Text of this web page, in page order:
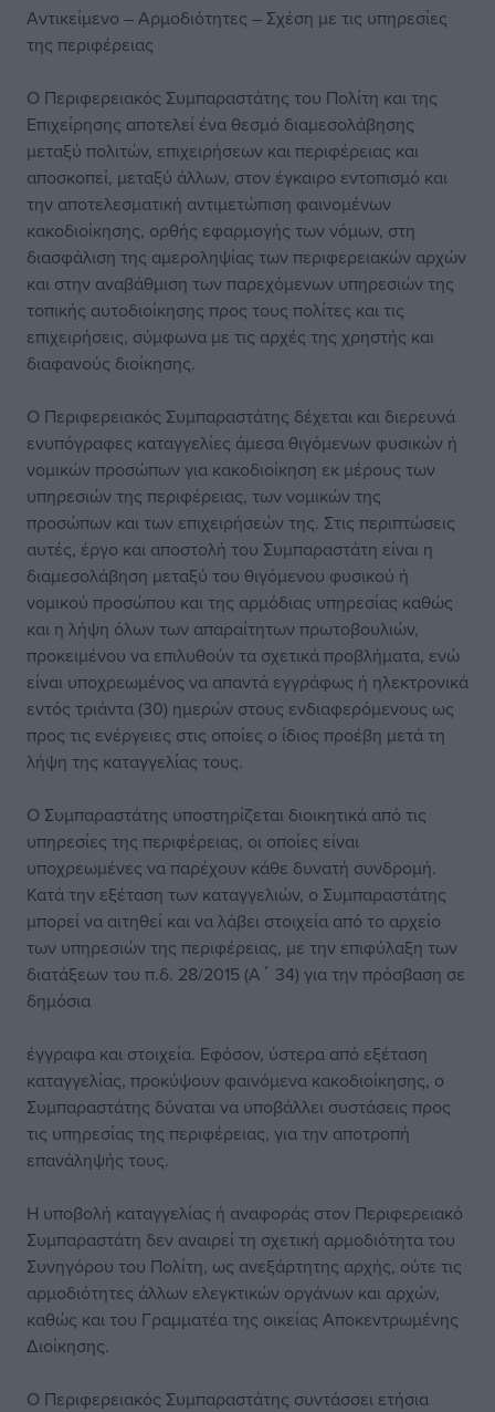
Αντικείμενο – Αρμοδιότητες – Σχέση με τις υπηρεσίες
της περιφέρειας
Ο Περιφερειακός Συμπαραστάτης του Πολίτη και της
Επιχείρησης αποτελεί ένα θεσμό διαμεσολάβησης
μεταξύ πολιτών, επιχειρήσεων και περιφέρειας και
αποσκοπεί, μεταξύ άλλων, στον έγκαιρο εντοπισμό και
την αποτελεσματική αντιμετώπιση φαινομένων
κακοδιοίκησης, ορθής εφαρμογής των νόμων, στη
διασφάλιση της αμεροληψίας των περιφερειακών αρχών
και στην αναβάθμιση των παρεχόμενων υπηρεσιών της
τοπικής αυτοδιοίκησης προς τους πολίτες και τις
επιχειρήσεις, σύμφωνα με τις αρχές της χρηστής και
διαφανούς διοίκησης.
Ο Περιφερειακός Συμπαραστάτης δέχεται και διερευνά
ενυπόγραφες καταγγελίες άμεσα θιγόμενων φυσικών ή
νομικών προσώπων για κακοδιοίκηση εκ μέρους των
υπηρεσιών της περιφέρειας, των νομικών της
προσώπων και των επιχειρήσεών της. Στις περιπτώσεις
αυτές, έργο και αποστολή του Συμπαραστάτη είναι η
διαμεσολάβηση μεταξύ του θιγόμενου φυσικού ή
νομικού προσώπου και της αρμόδιας υπηρεσίας καθώς
και η λήψη όλων των απαραίτητων πρωτοβουλιών,
προκειμένου να επιλυθούν τα σχετικά προβλήματα, ενώ
είναι υποχρεωμένος να απαντά εγγράφως ή ηλεκτρονικά
εντός τριάντα (30) ημερών στους ενδιαφερόμενους ως
προς τις ενέργειες στις οποίες ο ίδιος προέβη μετά τη
λήψη της καταγγελίας τους.
Ο Συμπαραστάτης υποστηρίζεται διοικητικά από τις
υπηρεσίες της περιφέρειας, οι οποίες είναι
υποχρεωμένες να παρέχουν κάθε δυνατή συνδρομή.
Κατά την εξέταση των καταγγελιών, ο Συμπαραστάτης
μπορεί να αιτηθεί και να λάβει στοιχεία από το αρχείο
των υπηρεσιών της περιφέρειας, με την επιφύλαξη των
διατάξεων του π.δ. 28/2015 (Α΄ 34) για την πρόσβαση σε
δημόσια
έγγραφα και στοιχεία. Εφόσον, ύστερα από εξέταση
καταγγελίας, προκύψουν φαινόμενα κακοδιοίκησης, ο
Συμπαραστάτης δύναται να υποβάλλει συστάσεις προς
τις υπηρεσίας της περιφέρειας, για την αποτροπή
επανάληψής τους.
Η υποβολή καταγγελίας ή αναφοράς στον Περιφερειακό
Συμπαραστάτη δεν αναιρεί τη σχετική αρμοδιότητα του
Συνηγόρου του Πολίτη, ως ανεξάρτητης αρχής, ούτε τις
αρμοδιότητες άλλων ελεγκτικών οργάνων και αρχών,
καθώς και του Γραμματέα της οικείας Αποκεντρωμένης
Διοίκησης.
Ο Περιφερειακός Συμπαραστάτης συντάσσει ετήσια